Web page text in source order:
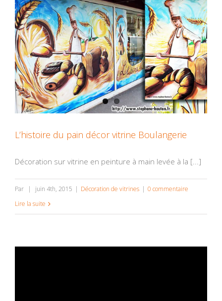
L’histoire du pain décor vitrine Boulangerie
Décoration sur vitrine en peinture à main levée à la [...]
Par | juin 4th, 2015 | Décoration de vitrines | 0 commentaire
Lire la suite